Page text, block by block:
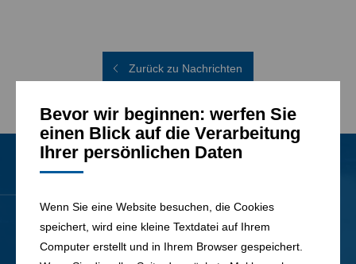
Bevor wir beginnen: werfen Sie
einen Blick auf die Verarbeitung
Ihrer persönlichen Daten
Wenn Sie eine Website besuchen, die Cookies
speichert, wird eine kleine Textdatei auf Ihrem
Computer erstellt und in Ihrem Browser gespeichert.
Zurück zu Nachrichten